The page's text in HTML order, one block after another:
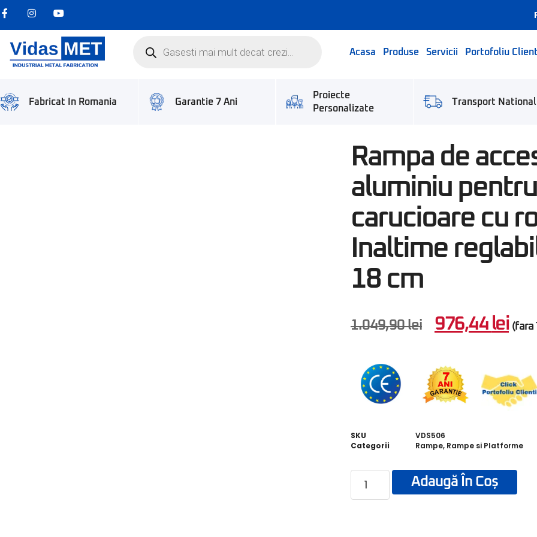
Acasa Produse Servicii Portofoliu
Fabricat In Romania Garantie 7 Ani
Proiecte
Personalizate
Transport National
Rampa de
aluminiu pentru
carucioare cu
Inaltime
18 cm
1.049,90lei 976,44 lei (fara
SKU
VDS506
Categorii
Rampe, Rampe si Platforme
Adaugă În Coș